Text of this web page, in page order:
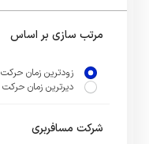
مرتب سازی بر اساس
زودترین زمان حرکت
دیرترین زمان حرکت
شرکت مسافربری